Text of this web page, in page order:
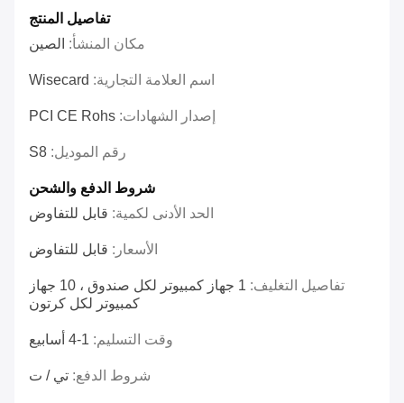
تفاصيل المنتج
مكان المنشأ: الصين
اسم العلامة التجارية: Wisecard
إصدار الشهادات: PCI CE Rohs
رقم الموديل: S8
شروط الدفع والشحن
الحد الأدنى لكمية: قابل للتفاوض
الأسعار: قابل للتفاوض
تفاصيل التغليف:
1 جهاز كمبيوتر لكل صندوق ، 10 جهاز
كمبيوتر لكل كرتون
وقت التسليم: 1-4 أسابيع
شروط الدفع: تي / ت